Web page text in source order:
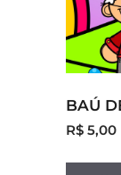
BAÚ
R$ 5,00